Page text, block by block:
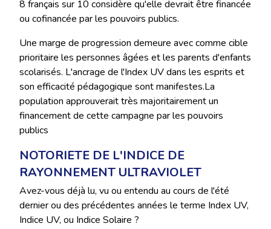
8 français sur 10 considère qu'elle devrait être financée
ou cofinancée par les pouvoirs publics.
Une marge de progression demeure avec comme cible
prioritaire les personnes âgées et les parents d'enfants
scolarisés. L'ancrage de l'Index UV dans les esprits et
son efficacité pédagogique sont manifestes.La
population approuverait très majoritairement un
financement de cette campagne par les pouvoirs
publics
NOTORIETE DE L'INDICE DE
RAYONNEMENT ULTRAVIOLET
Avez-vous déjà lu, vu ou entendu au cours de l'été
dernier ou des précédentes années le terme Index UV,
Indice UV, ou Indice Solaire ?